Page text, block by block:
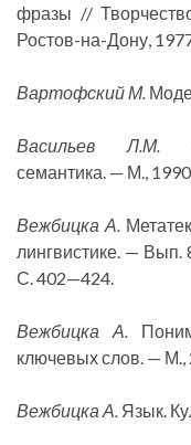
фразы //
Ростов-на-Дону,
Вартофский М.
Васильев Л.М.
семантика. — М., 1990.
Вежбицка А.
лингвистике. — Вып.
С. 402—424.
Вежбицка А.
ключевых слов. — М.,
Вежбицка А. Язык.